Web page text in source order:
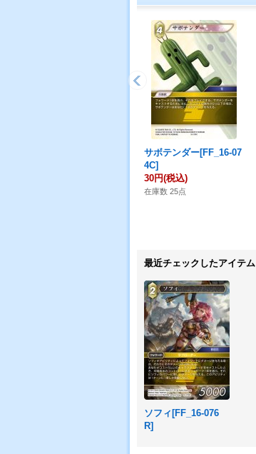
サボテンダー[FF_16-07
4C]
30円(税込)
在庫数 25点
最近チェックしたアイテム
ソフィ[FF_16-076
R]